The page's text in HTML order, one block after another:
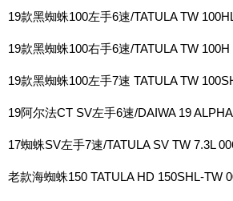
19款黑蜘蛛100左手6速/TATULA TW
19款黑蜘蛛100右手6速/TATULA TW 100H
19款黑蜘蛛100左手7速 TATULA TW
17蜘蛛SV左手7速/TATULA SV TW 7.3L
老款海蜘蛛150 TATULA HD 150SHL-TW